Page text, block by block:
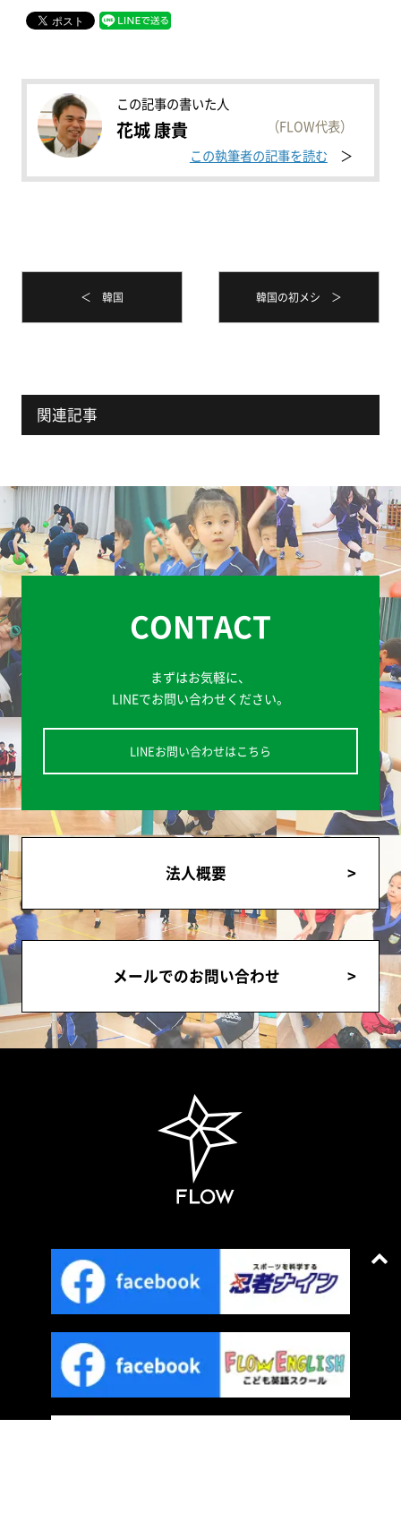
この記事の書いた人
花城 康貴
（FLOW代表）
この執筆者の記事を読む
＜ 韓国 韓国の初メシ ＞
関連記事
CONTACT
まずはお気軽に、
LINEでお問い合わせください。
LINEお問い合わせはこちら
法人概要
メールでのお問い合わせ